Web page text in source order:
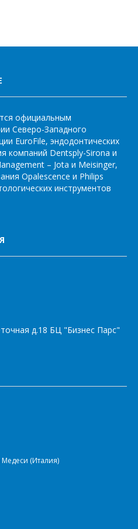
официальным
Северо-Западного
EuroFile, эндодонтических
компаний Dentsply-Sirona и
– Jota и Meisinger,
Opalescence и Philips
инструментов
д.18 БЦ "Бизнес Парс"
(Италия)